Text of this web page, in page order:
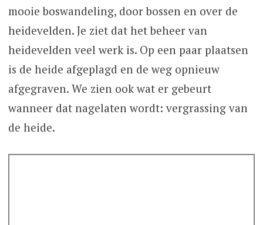
mooie boswandeling, door bossen en over de
heidevelden. Je ziet dat het beheer van
heidevelden veel werk is. Op een paar plaatsen
is de heide afgeplagd en de weg opnieuw
afgegraven. We zien ook wat er gebeurt
wanneer dat nagelaten wordt: vergrassing van
de heide.